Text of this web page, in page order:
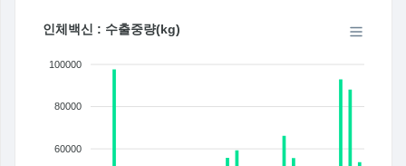
인체백신 : 수출중량(kg)
100000
80000
60000